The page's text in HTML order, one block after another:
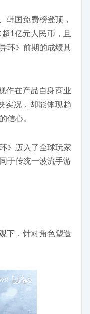
韩国免费榜登顶，
1亿元人民币，且
环》前期的成绩其
作在产品自身商业
实况，却能体现趋
信心。
》迈入了全球玩家
于传统一波流手游
下，针对角色塑造